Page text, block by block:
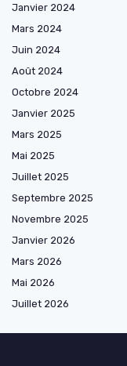
Janvier 2024
Mars 2024
Juin 2024
Août 2024
Octobre 2024
Janvier 2025
Mars 2025
Mai 2025
Juillet 2025
Septembre 2025
Novembre 2025
Janvier 2026
Mars 2026
Mai 2026
Juillet 2026